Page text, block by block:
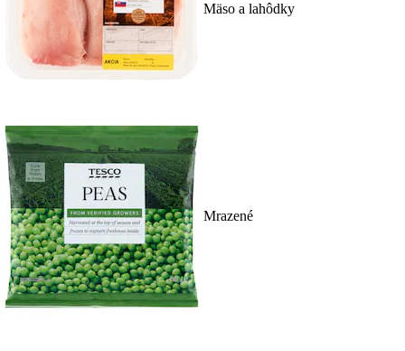
Mäso a lahôdky
Mrazené